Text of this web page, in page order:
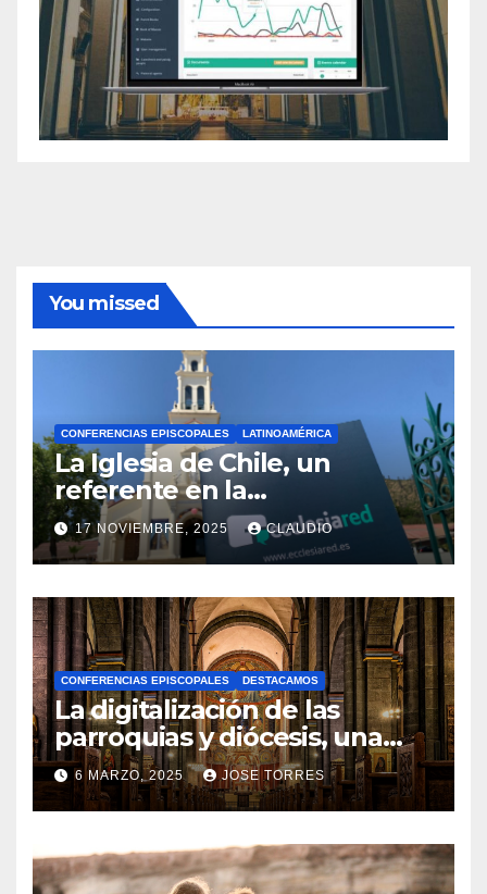
You missed
CONFERENCIAS EPISCOPALES LATINOAMÉRICA
La Iglesia de Chile, un
referente en la
transformación digital
gracias a Ecclesiared
17 NOVIEMBRE, 2025 CLAUDIO
N
O
H
A
Y
C
O
M
N
T
CONFERENCIAS EPISCOPALES DESTACAMOS
La digitalización de las
parroquias y diócesis, una
realidad ya para el futuro de
la Iglesia
6 MARZO, 2025 JOSE TORRES
N
O
H